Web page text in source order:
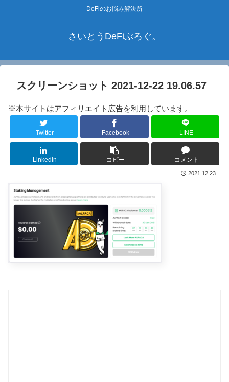
DeFiのお悩み解決所
さいとうDeFiぶろぐ。
スクリーンショット 2021-12-22 19.06.57
※本サイトはアフィリエイト広告を利用しています。
Twitter Facebook LINE
LinkedIn コピー コメント
2021.12.23